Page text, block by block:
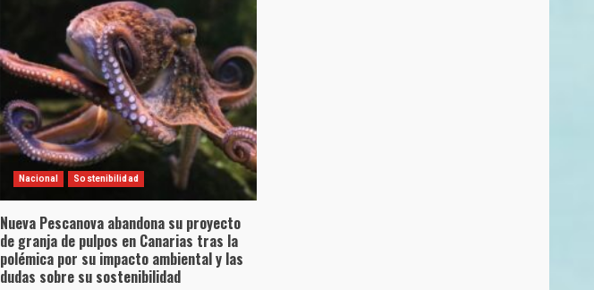
Nacional Sostenibilidad
Nueva Pescanova abandona su proyecto
de granja de pulpos en Canarias tras la
polémica por su impacto ambiental y las
dudas sobre su sostenibilidad